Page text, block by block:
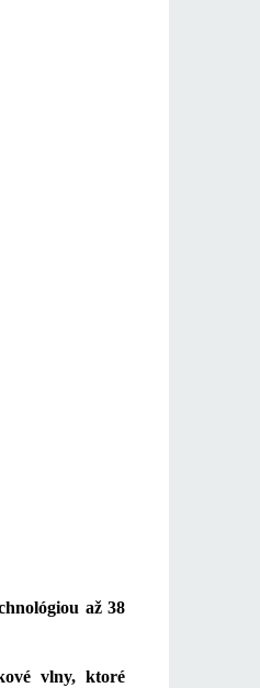
až 38
vlny, ktoré